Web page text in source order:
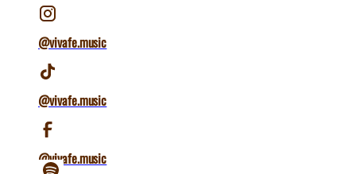
@vivafe.music
@vivafe.music
@vivafe.music